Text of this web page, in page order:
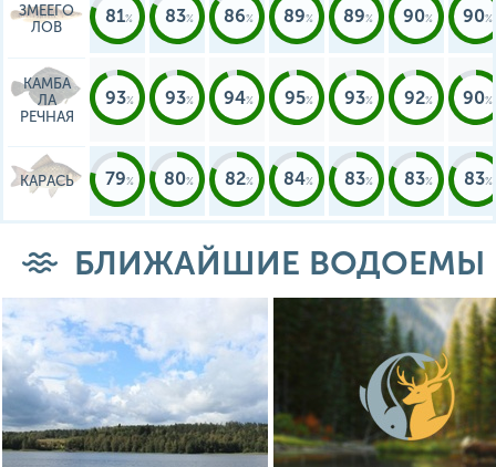
ЗМЕЕГО
ЛОВ
81 83 86 89 89 90 90
КАМБА
ЛА
РЕЧНАЯ
93 93 94 95 93 92 90
КАРАСЬ 79 80 82 84 83 83 83
БЛИЖАЙШИЕ ВОДОЕМЫ